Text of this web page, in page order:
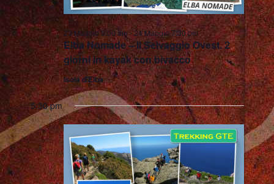
A
Z
I
O
N
E
Elba Nomade – Il Selvaggio Ovest. 2
giorni in kayak con bivacco
23 Maggio 9:00 am-24 Maggio 7:30 pm
Isola d'Elba
5:30 pm